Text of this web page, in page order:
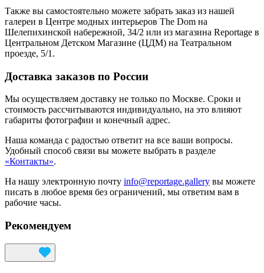
Также вы самостоятельно можете забрать заказ из нашей
галереи в Центре модных интерьеров The Dom на
Шелепихинской набережной, 34/2 или из магазина Reportage в
Центральном Детском Магазине (ЦДМ) на Театральном
проезде, 5/1.
Доставка заказов по России
Мы осуществляем доставку не только по Москве. Сроки и
стоимость рассчитываются индивидуально, на это влияют
габариты фотографии и конечный адрес.
Наша команда с радостью ответит на все ваши вопросы.
Удобный способ связи вы можете выбрать в разделе
«Контакты».
На нашу электронную почту info@reportage.gallery вы можете
писать в любое время без ограничений, мы ответим вам в
рабочие часы.
Рекомендуем